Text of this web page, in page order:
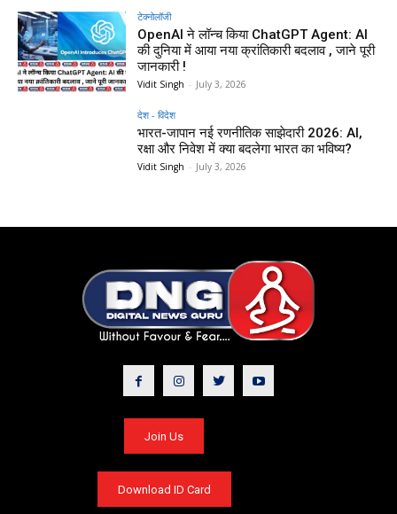
टेक्नोलॉजी
OpenAI ने लॉन्च किया ChatGPT Agent: AI
की दुनिया में आया नया क्रांतिकारी बदलाव , जाने पूरी
जानकारी !
Vidit Singh - July 3, 2026
देश - विदेश
भारत-जापान नई रणनीतिक साझेदारी 2026: AI,
रक्षा और निवेश में क्या बदलेगा भारत का भविष्य?
Vidit Singh - July 3, 2026
Join Us
Download ID Card